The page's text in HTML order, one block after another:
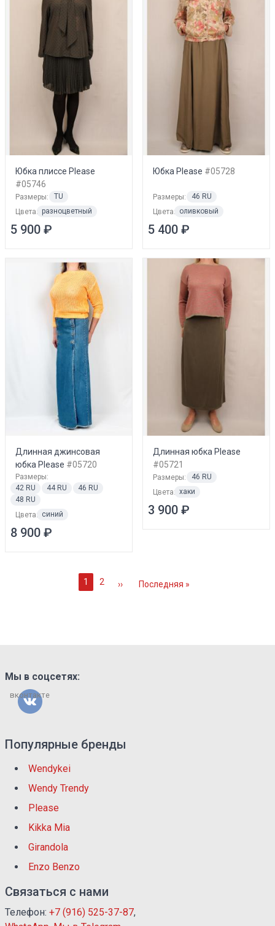
Юбка плиссе Please
#05746
Размеры:
TU
Цвета: разноцветный
5 900 ₽
Юбка Please #05728
Размеры:
46 RU
Цвета: оливковый
5 400 ₽
Длинная джинсовая
юбка Please #05720
Размеры:
42 RU
44 RU
46 RU
48 RU
Цвета: синий
8 900 ₽
Длинная юбка Please
#05721
Размеры:
46 RU
Цвета: хаки
3 900 ₽
Текущая
1 Page
2
Следующая
››
Последняя
Последняя »
Мы в соцсетях:
вконтакте
Популярные бренды
Wendykei
Wendy Trendy
Please
Kikka Mia
Girandola
Enzo Benzo
Связаться с нами
Телефон: +7 (916) 525-37-87,